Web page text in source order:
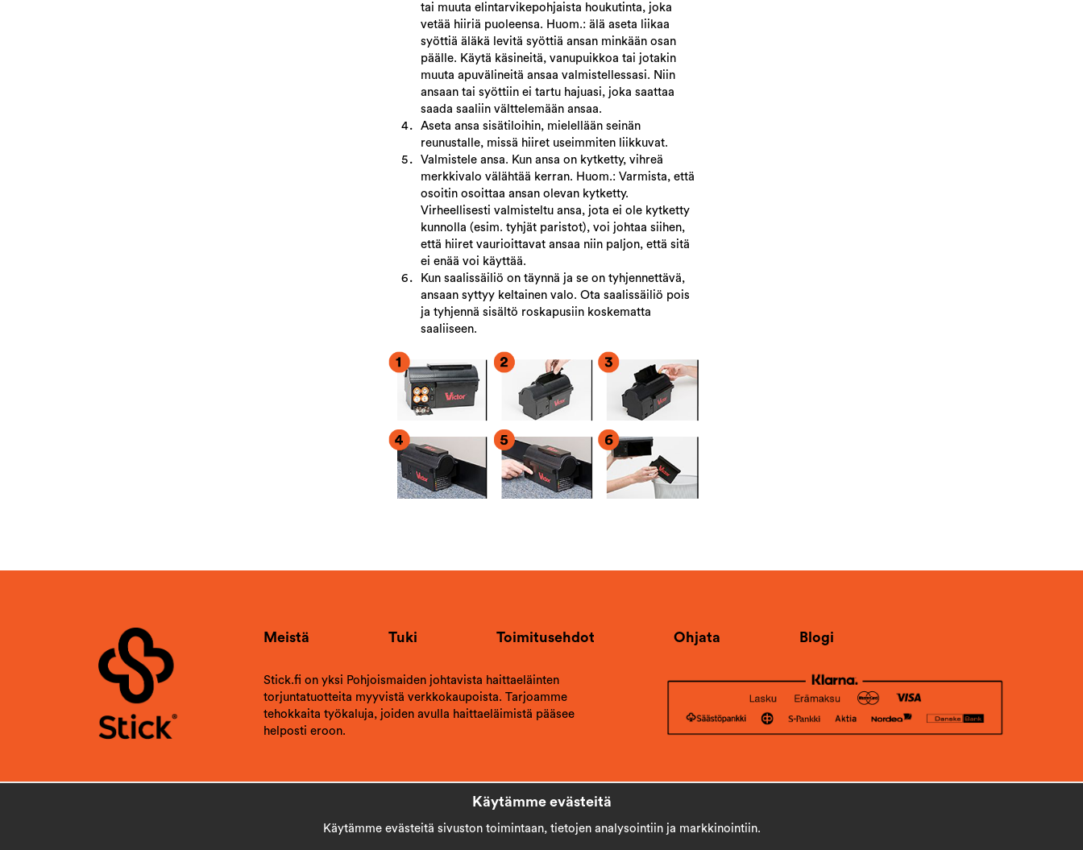
tai muuta elintarvikepohjaista houkutinta, joka
vetää hiiriä puoleensa. Huom.: älä aseta liikaa
syöttiä äläkä levitä syöttiä ansan minkään osan
päälle. Käytä käsineitä, vanupuikkoa tai jotakin
muuta apuvälineitä ansaa valmistellessasi. Niin
ansaan tai syöttiin ei tartu hajuasi, joka saattaa
saada saaliin välttelemään ansaa.
Aseta ansa sisätiloihin, mielellään seinän
reunustalle, missä hiiret useimmiten liikkuvat.
Valmistele ansa. Kun ansa on kytketty, vihreä
merkkivalo välähtää kerran. Huom.: Varmista, että
osoitin osoittaa ansan olevan kytketty.
Virheellisesti valmisteltu ansa, jota ei ole kytketty
kunnolla (esim. tyhjät paristot), voi johtaa siihen,
että hiiret vaurioittavat ansaa niin paljon, että sitä
ei enää voi käyttää.
Kun saalissäiliö on täynnä ja se on tyhjennettävä,
ansaan syttyy keltainen valo. Ota saalissäiliö pois
ja tyhjennä sisältö roskapusiin koskematta
saaliiseen.
Meistä Tuki Toimitusehdot Ohjata Blogi
Stick.fi on yksi Pohjoismaiden johtavista haittaeläinten
torjuntatuotteita myyvistä verkkokaupoista. Tarjoamme
tehokkaita työkaluja, joiden avulla haittaeläimistä pääsee
helposti eroon.
Käytämme evästeitä
Käytämme evästeitä sivuston toimintaan, tietojen analysointiin ja markkinointiin.